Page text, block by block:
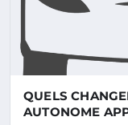
QUELS
AUTONOME